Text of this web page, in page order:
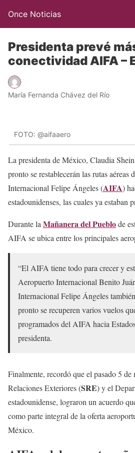
Once Noticias
Presidenta prevé
conectividad AIFA –
María Fernanda Chávez del Río
FOTO: @aifaaero
La presidenta de México, Claudia
pronto se restablecerán las rutas aéreas
Internacional Felipe Ángeles (AIFA)
estadounidenses, las cuales ya estaban
Durante laMañanera del Pueblode
AIFA se ubica entre los principales
“El AIFA tiene todo para crecer y
Aeropuerto Internacional Benito
Internacional Felipe Ángeles
pronto se recuperen varios vuelos
programados del AIFA hacia
presidenta.
Finalmente, recordó que el pasado 5 de
Relaciones Exteriores (SRE) y el
estadounidense, lograron un acuerdo
como parte integral de la oferta
México.